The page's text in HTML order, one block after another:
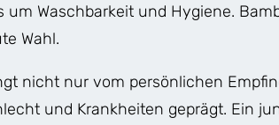
um Waschbarkeit und Hygiene.
Wahl.
nicht nur vom persönlichen
und Krankheiten geprägt. Ein